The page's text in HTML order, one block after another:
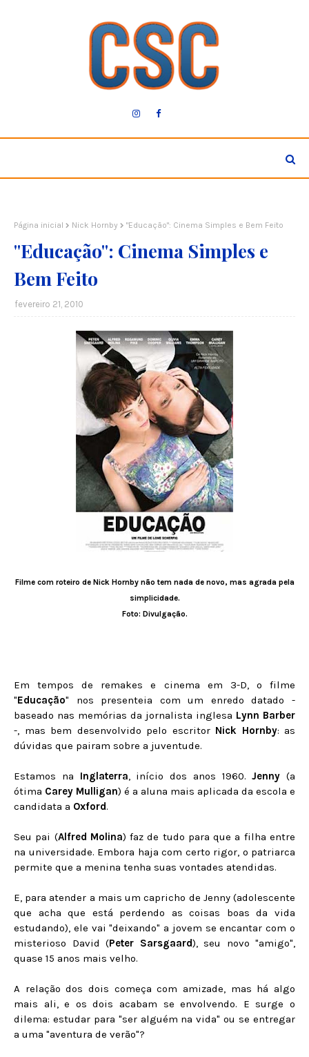
Página inicial Nick Hornby "Educação": Cinema Simples e Bem Feito
"Educação": Cinema Simples e
Bem Feito
fevereiro 21, 2010
Filme com roteiro de Nick Hornby não tem nada de novo, mas agrada pela
simplicidade.
Foto: Divulgação.
Em tempos de remakes e cinema em 3-D, o filme
"Educação" nos presenteia com um enredo datado -
baseado nas memórias da jornalista inglesa Lynn Barber
-, mas bem desenvolvido pelo escritor Nick Hornby: as
dúvidas que pairam sobre a juventude.
Estamos na Inglaterra, início dos anos 1960.Jenny (a
ótima Carey Mulligan) é a aluna mais aplicada da escola e
candidata a Oxford.
Seu pai (Alfred Molina) faz de tudo para que a filha entre
na universidade. Embora haja com certo rigor, o patriarca
permite que a menina tenha suas vontades atendidas.
E, para atender a mais um capricho de Jenny (adolescente
que acha que está perdendo as coisas boas da vida
estudando), ele vai "deixando" a jovem se encantar com o
misterioso David (Peter Sarsgaard), seu novo "amigo",
quase 15 anos mais velho.
A relação dos dois começa com amizade, mas há algo
mais ali, e os dois acabam se envolvendo. E surge o
dilema: estudar para "ser alguém na vida" ou se entregar
a uma "aventura de verão"?